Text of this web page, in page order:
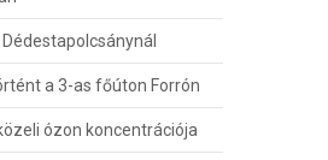
a 3-as főúton Forrón
ózon koncentrációja